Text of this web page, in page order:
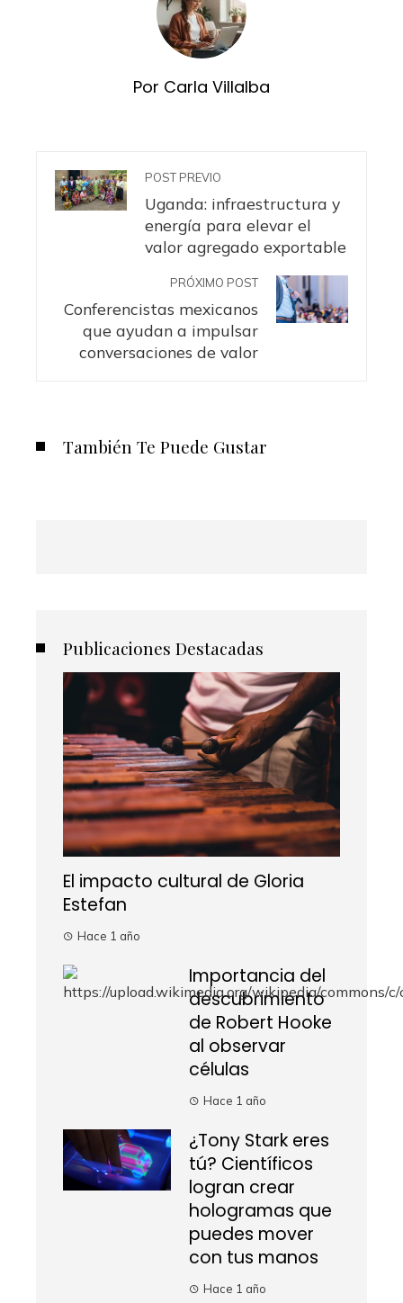
Por Carla Villalba
POST PREVIO
Uganda: infraestructura y
energía para elevar el
valor agregado exportable
PRÓXIMO POST
Conferencistas mexicanos
que ayudan a impulsar
conversaciones de valor
También Te Puede Gustar
Publicaciones Destacadas
El impacto cultural de Gloria
Estefan
Hace 1 año
Importancia del
descubrimiento
de Robert Hooke
al observar
células
Hace 1 año
¿Tony Stark eres
tú? Científicos
logran crear
hologramas que
puedes mover
con tus manos
Hace 1 año